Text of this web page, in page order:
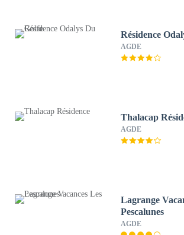
Résidence
AGDE
Thalacap
AGDE
Lagrange
Pescalunes
AGDE